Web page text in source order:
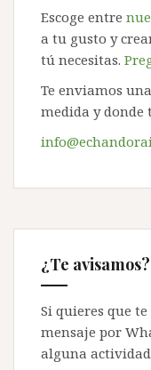
Escoge entre
a tu gusto y
tú necesitas.
Te enviamos
medida y donde
¿Te avisamos?
Si quieres que
mensaje por
alguna